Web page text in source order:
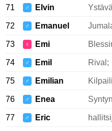
71 ♂ Elvin Ystävä
72 ♂ Emanuel
73 ♀ Emi
74 ♂ Emil Rival;
75 ♂ Emilian
76 ♂ Enea
77 ♂ Eric